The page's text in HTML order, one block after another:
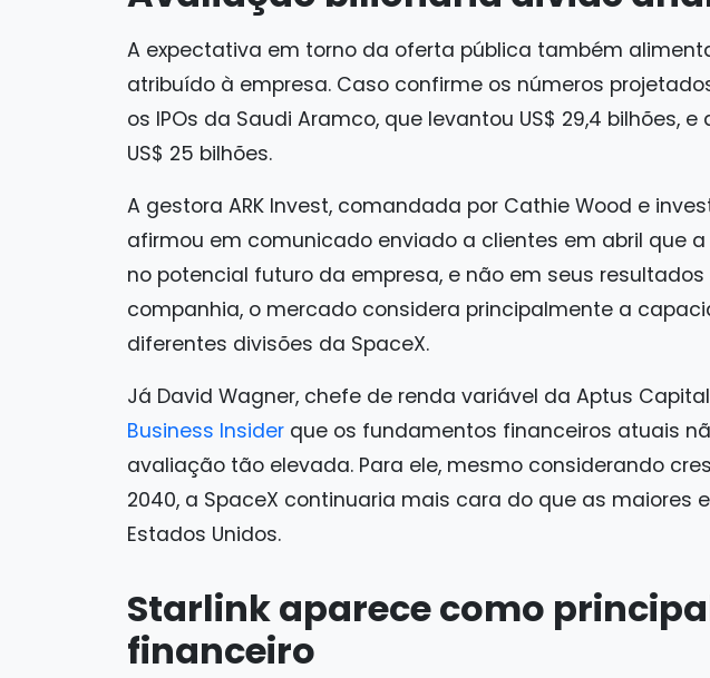
A expectativa em torno da oferta pública também
atribuído à empresa. Caso confirme os números
os IPOs da Saudi Aramco, que levantou US$ 29,4 bilhões,
US$ 25 bilhões.
A gestora ARK Invest, comandada por Cathie Wood e
afirmou em comunicado enviado a clientes em abril que
no potencial futuro da empresa, e não em seus
companhia, o mercado considera principalmente a
diferentes divisões da SpaceX.
Já David Wagner, chefe de renda variável da Aptus
Business Insider que os fundamentos financeiros atuais
avaliação tão elevada. Para ele, mesmo considerando
2040, a SpaceX continuaria mais cara do que as maiores
Estados Unidos.
Starlink aparece como
financeiro